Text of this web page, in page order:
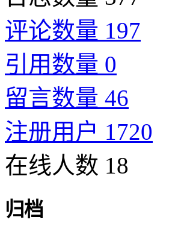
评论数量 197
引用数量 0
留言数量 46
注册用户 1720
在线人数 18
归档